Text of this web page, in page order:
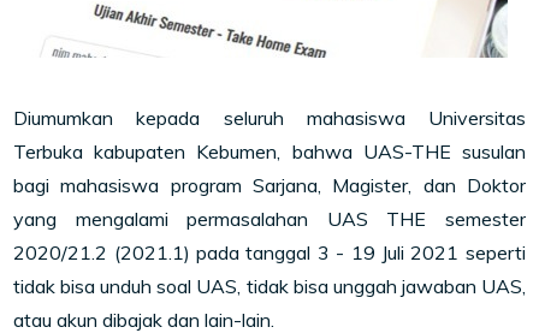
Diumumkan kepada seluruh mahasiswa Universitas
Terbuka kabupaten Kebumen, bahwa UAS-THE susulan
bagi mahasiswa program Sarjana, Magister, dan Doktor
yang mengalami permasalahan UAS THE semester
2020/21.2 (2021.1) pada tanggal 3 - 19 Juli 2021 seperti
tidak bisa unduh soal UAS, tidak bisa unggah jawaban UAS,
atau akun dibajak dan lain-lain.